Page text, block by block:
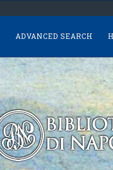
ADVANCED SEARCH